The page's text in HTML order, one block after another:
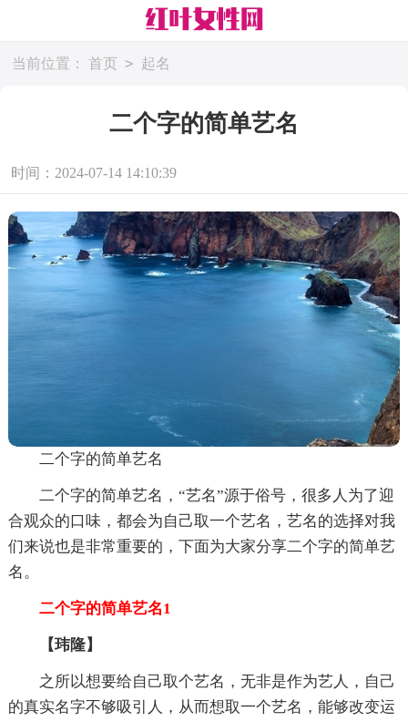
当前位置： 首页 > 起名
二个字的简单艺名
时间：2024-07-14 14:10:39
二个字的简单艺名
二个字的简单艺名，“艺名”源于俗号，很多人为了迎
合观众的口味，都会为自己取一个艺名，艺名的选择对我
们来说也是非常重要的，下面为大家分享二个字的简单艺
名。
二个字的简单艺名1
【玮隆】
之所以想要给自己取个艺名，无非是作为艺人，自己
的真实名字不够吸引人，从而想取一个艺名，能够改变运